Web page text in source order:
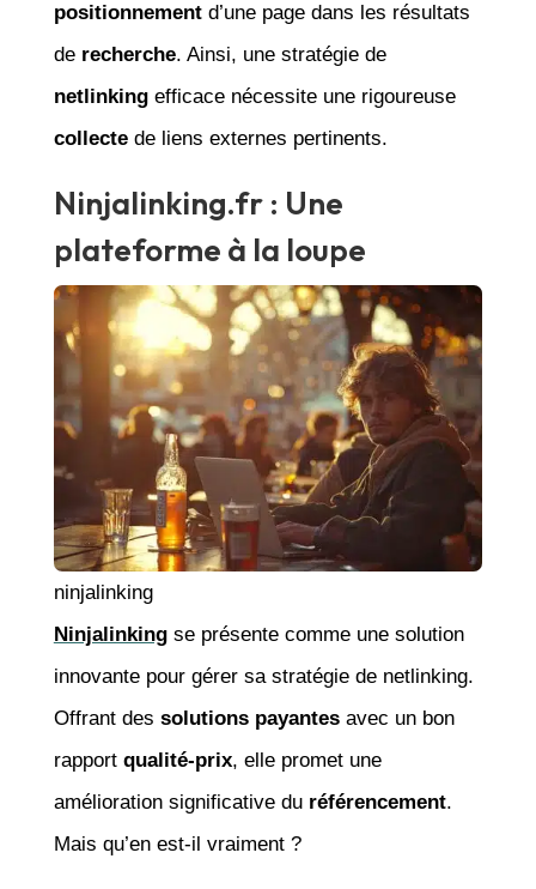
positionnementd’une page dans les résultats
de recherche. Ainsi, une stratégie de
netlinkingefficace nécessite une rigoureuse
collectede liens externes pertinents.
Ninjalinking.fr : Une
plateforme à la loupe
ninjalinking
Ninjalinkingse présente comme une solution
innovante pour gérer sa stratégie de netlinking.
Offrant des solutions payantesavec un bon
rapport qualité-prix, elle promet une
amélioration significative du référencement.
Mais qu’en est-il vraiment ?